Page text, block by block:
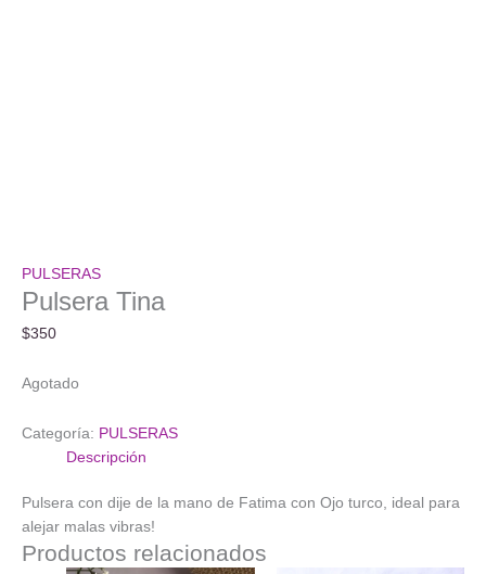
PULSERAS
Pulsera Tina
$350
Agotado
Categoría: PULSERAS
Descripción
Pulsera con dije de la mano de Fatima con Ojo turco, ideal para
alejar malas vibras!
Productos relacionados